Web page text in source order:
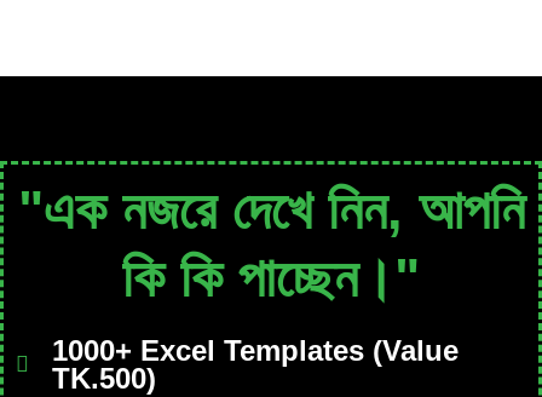
"এক নজরে দেখে নিন, আপনি
কি কি পাচ্ছেন।"
1000+ Excel Templates (Value
TK.500)